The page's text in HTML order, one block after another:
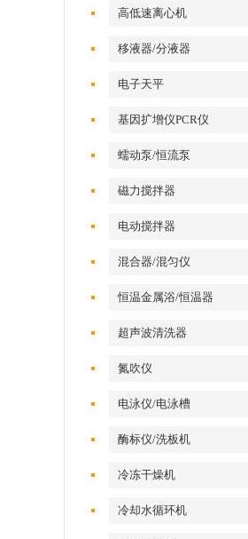
高低速离心机
移液器/分液器
电子天平
基因扩增仪PCR仪
蠕动泵/恒流泵
磁力搅拌器
电动搅拌器
混合器/混匀仪
恒温金属浴/恒温器
超声波清洗器
氮吹仪
电泳仪/电泳槽
酶标仪/洗板机
冷冻干燥机
冷却水循环机